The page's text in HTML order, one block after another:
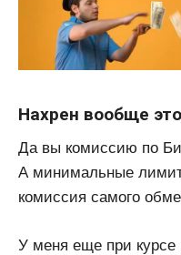
Нахрен вообще
Да вы комиссию по
А минимальные
комиссия самого
У меня еще при